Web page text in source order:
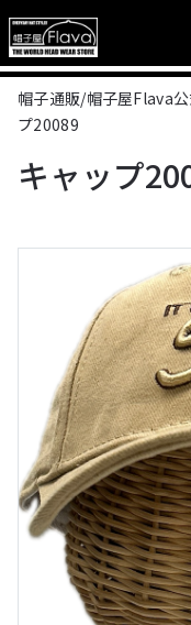
帽子通販/帽子屋Flava
プ20089
キャップ